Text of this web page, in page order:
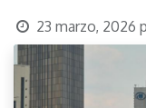
23 marzo, 2026